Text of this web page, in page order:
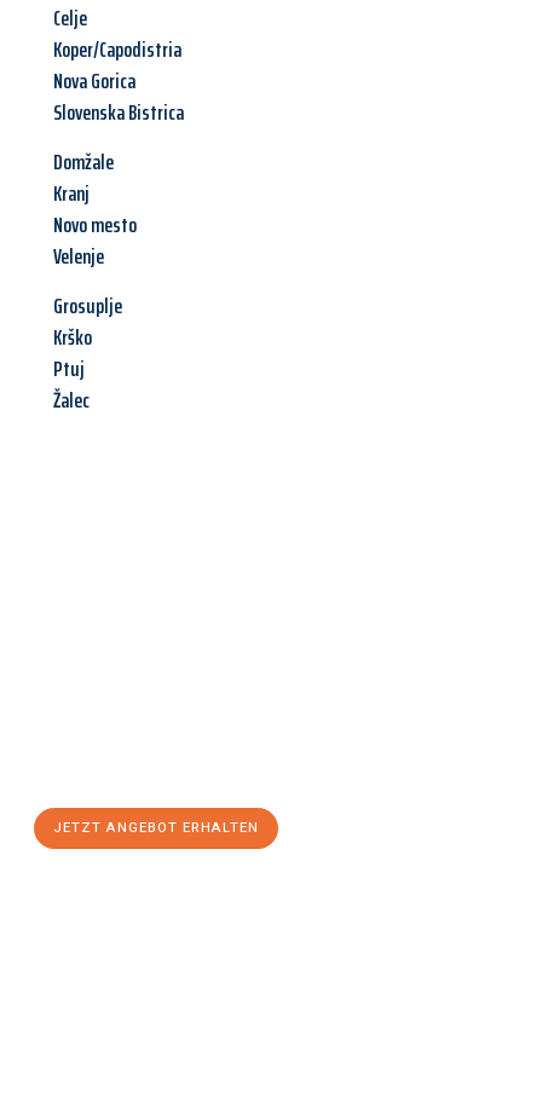
Celje
Koper/Capodistria
Nova Gorica
Slovenska Bistrica
Domžale
Kranj
Novo mesto
Velenje
Grosuplje
Krško
Ptuj
Žalec
JETZT ANGEBOT ERHALTEN